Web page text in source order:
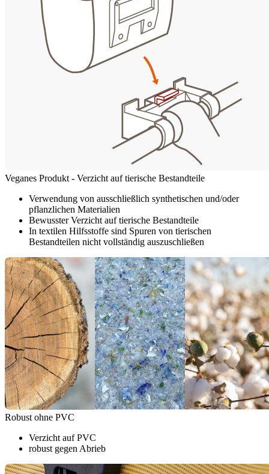
Veganes Produkt - Verzicht auf tierische Bestandteile
Verwendung von ausschließlich synthetischen und/oder
pflanzlichen Materialien
Bewusster Verzicht auf tierische Bestandteile
In textilen Hilfsstoffe sind Spuren von tierischen
Bestandteilen nicht vollständig auszuschließen
Robust ohne PVC
Verzicht auf PVC
robust gegen Abrieb